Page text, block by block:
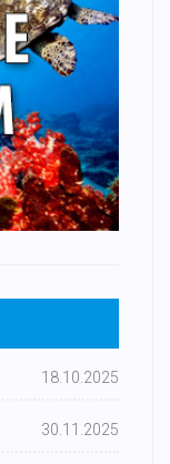
18.10.2025
30.11.2025